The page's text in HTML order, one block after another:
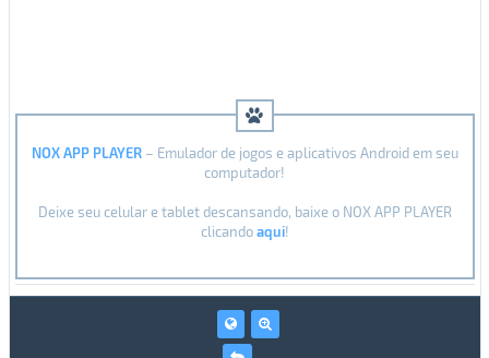
NOX APP PLAYER– Emulador de jogos e aplicativos Android em seu
computador!
Deixe seu celular e tablet descansando, baixe o NOX APP PLAYER
clicandoaqui!